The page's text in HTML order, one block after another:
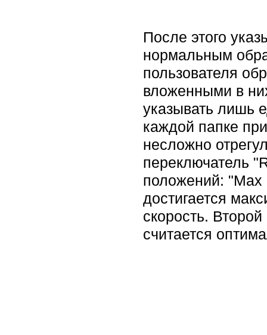
После этого
нормальным
пользователя
вложенными в
указывать лишь
каждой папке
несложно
переключатель
положений:
достигается
скорость.
считается